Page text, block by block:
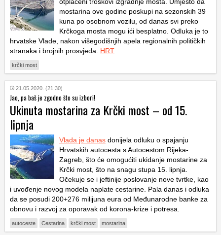
mostarina ove godine poskupi na sezonskih 39
kuna po osobnom vozilu, od danas svi preko
Krčkoga mosta mogu ići besplatno. Odluka je to
hrvatske Vlade, nakon višegodišnjih apela regionalnih političkih
stranaka i brojnih prosvjeda. HRT
krčki most
21.05.2020. (21:30)
Jao, pa baš je zgodno što su izbori!
Ukinuta mostarina za Krčki most – od 15.
lipnja
Vlada je danas donijela odluku o spajanju
Hrvatskih autocesta s Autocestom Rijeka-
Zagreb, što će omogućiti ukidanje mostarine za
Krčki most, što na snagu stupa 15. lipnja.
Očekuje se i jeftinije poslovanje nove tvrtke, kao
i uvođenje novog modela naplate cestarine. Pala danas i odluka
da se posudi 200+276 milijuna eura od Međunarodne banke za
obnovu i razvoj za oporavak od korona-krize i potresa.
autoceste Cestarina krčki most mostarina